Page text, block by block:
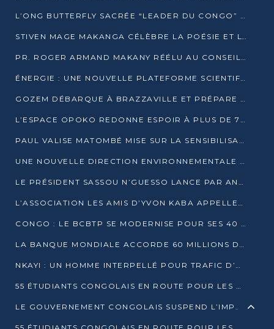
L’ONG BUTTERFLY SACRÉE “LEADER DU CONGO” AU PRIX D’EXCELLENCE 2025
STIVEN MAGE MAKANGA CÉLÈBRE LA POÉSIE ET L’HUMAIN AVEC SON RECUEIL “HECTARE”
PR. ROGER ARMAND MAKANY RÉÉLU AU CONSEIL DE L’AUF
ÉNERGIE : UNE NOUVELLE PLATEFORME SCIENTIFIQUE POUR LA TRANSITION ÉNERGÉTIQUE EN AFRIQUE CENTRALE
GOZEM DÉBARQUE À BRAZZAVILLE ET PRÉPARE SON ARRIVÉE À POINTE-NOIRE
L’ESPACE OPOKO REDONNE ESPOIR À PLUS DE 775 ÉLÈVES AUTOCHTONES DANS LE NORD DU CONGO
PAUL VALISE MATOMBÉ MISE SUR LA SENSIBILISATION POUR ÉRAQUER LE GRAND BANDITISME
UNE NOUVELLE DIRECTION ENVIRONNEMENTALE POUR RENFORCER LA GESTION DES DONNÉES AU CONGO
LE PRÉSIDENT SASSOU N’GUESSO LANCE PAR ANTICIPATION LA 39ÈME JOURNÉE NATIONALE DE L’ARBRE
L’ASSOCIATION LES AMIS D’YVON KABA APPELLENT DENIS SASSOU N’GUESSO À SE PORTER CANDIDAT
CONGO : LE BCBTP SE MODERNISE POUR SES 40 ANS D’EXISTENCE
LA BANQUE MONDIALE ACCORDE 60 MILLIONS DE DOLLARS POUR LA RÉSILIENCE URBAINE AU CONGO
NKAYI : UN HOMME INTERPELLÉ POUR TRAFIC D’UN BÉBÉ CHIMPANZÉ
55 ÉTUDIANTS CONGOLAIS EN ROUTE POUR LES UNIVERSITÉS ALGÉRIENNES
LE GOUVERNEMENT CONGOLAIS SUSPEND L’IMPORTATION DES MACHETTES ET DES MOTOS